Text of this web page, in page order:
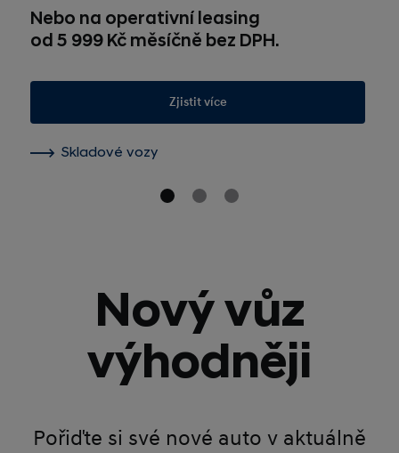
Nebo na operativní leasing
od 5 999 Kč měsíčně bez DPH.
Zjistit více
Skladové vozy
Nový vůz
výhodněji
Pořiďte si své nové auto v aktuálně